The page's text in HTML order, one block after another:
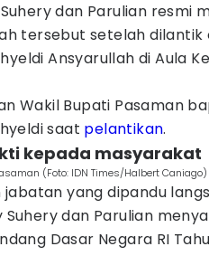
dan Parulian resmi
tersebut setelah dilantik
Ansyarullah di Aula
Wakil Bupati Pasaman
saat pelantikan.
kepada masyarakat
(Foto: IDN Times/Halbert Caniago)
yang dipandu
dan Parulian
Dasar Negara RI